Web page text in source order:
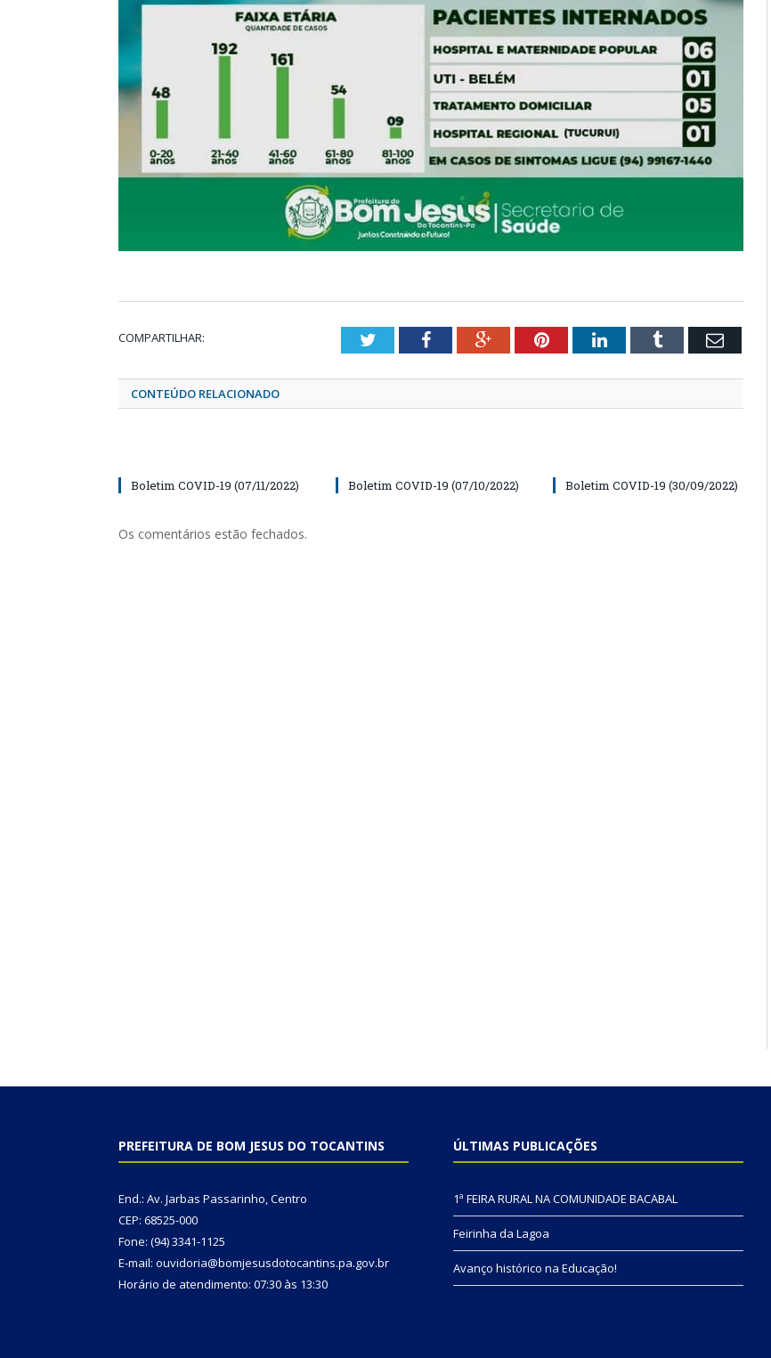
COMPARTILHAR: TwitterFacebookGoogle+PinterestLinkedInTumblr Email
CONTEÚDO RELACIONADO
Boletim COVID-19 (07/11/2022) Boletim COVID-19 (07/10/2022) Boletim COVID-19 (30/09/2022)
Os comentários estão fechados.
PREFEITURA DE BOM JESUS DO TOCANTINS
End.: Av. Jarbas Passarinho, Centro
CEP: 68525-000
Fone: (94) 3341-1125
E-mail: ouvidoria@bomjesusdotocantins.pa.gov.br
Horário de atendimento: 07:30 às 13:30
ÚLTIMAS PUBLICAÇÕES
1ª FEIRA RURAL NA COMUNIDADE BACABAL
Feirinha da Lagoa
Avanço histórico na Educação!